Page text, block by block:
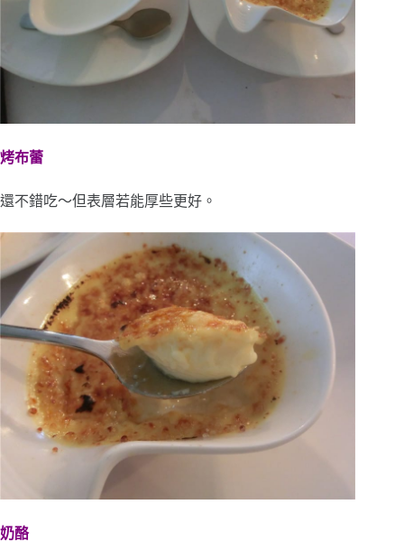
烤布蕾
還不錯吃～但表層若能厚些更好。
奶酪